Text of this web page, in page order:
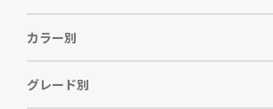
カラー別
グレード別